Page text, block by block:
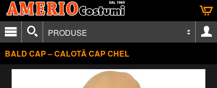
PRODUSE
BALD CAP – CALOTĂ CAP CHEL